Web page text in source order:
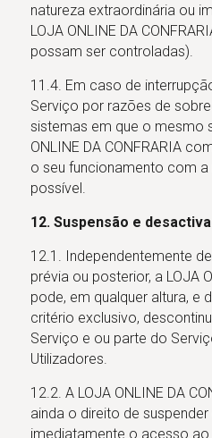
natureza extraordinária ou
LOJA ONLINE DA
possam ser controladas).
11.4. Em caso de
Serviço por razões de
sistemas em que o mesmo
ONLINE DA CONFRARIA
o seu funcionamento com
possível.
12. Suspensão e
12.1. Independentemente
prévia ou posterior, a LOJA
pode, em qualquer altura, e
critério exclusivo,
Serviço e ou parte do
Utilizadores.
12.2. A LOJA ONLINE DA
ainda o direito de
imediatamente o acesso ao